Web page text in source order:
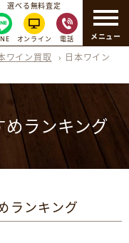
メニュー
選べる無料査定
オンライン 電話
ワイン買取 › 日本ワイン
めランキング
ランキング